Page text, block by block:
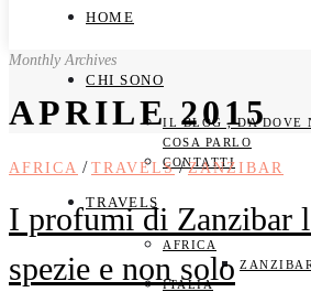
HOME
CHI SONO
IL BLOG , DA DOVE
COSA PARLO
CONTATTI
TRAVELS
AFRICA
ZANZIBAR
ITALIA
Monthly Archives
APRILE 2015
AFRICA / TRAVELS / ZANZIBAR
I profumi di Zanzibar
spezie e non solo